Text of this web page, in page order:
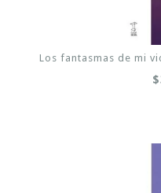
Los fantasmas de mi